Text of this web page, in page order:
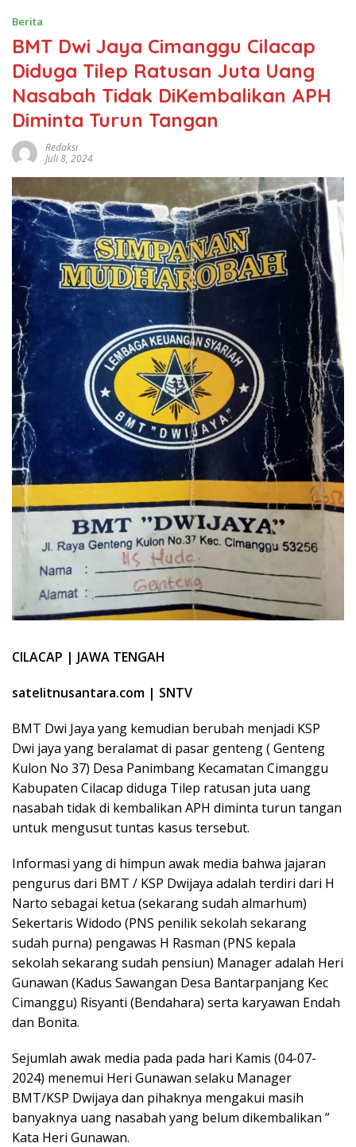
Berita
BMT Dwi Jaya Cimanggu Cilacap
Diduga Tilep Ratusan Juta Uang
Nasabah Tidak DiKembalikan APH
Diminta Turun Tangan
Redaksi
Juli 8, 2024
CILACAP | JAWA TENGAH
satelitnusantara.com | SNTV
BMT Dwi Jaya yang kemudian berubah menjadi KSP
Dwi jaya yang beralamat di pasar genteng ( Genteng
Kulon No 37) Desa Panimbang Kecamatan Cimanggu
Kabupaten Cilacap diduga Tilep ratusan juta uang
nasabah tidak di kembalikan APH diminta turun tangan
untuk mengusut tuntas kasus tersebut.
Informasi yang di himpun awak media bahwa jajaran
pengurus dari BMT / KSP Dwijaya adalah terdiri dari H
Narto sebagai ketua (sekarang sudah almarhum)
Sekertaris Widodo (PNS penilik sekolah sekarang
sudah purna) pengawas H Rasman (PNS kepala
sekolah sekarang sudah pensiun) Manager adalah Heri
Gunawan (Kadus Sawangan Desa Bantarpanjang Kec
Cimanggu) Risyanti (Bendahara) serta karyawan Endah
dan Bonita.
Sejumlah awak media pada pada hari Kamis (04-07-
2024) menemui Heri Gunawan selaku Manager
BMT/KSP Dwijaya dan pihaknya mengakui masih
banyaknya uang nasabah yang belum dikembalikan ”
Kata Heri Gunawan.